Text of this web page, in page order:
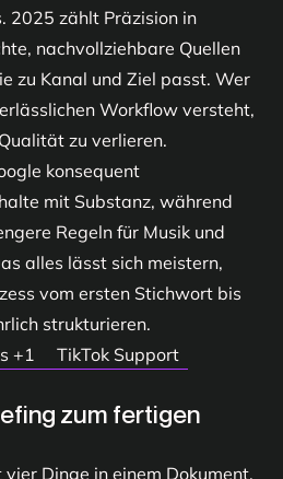
2025 zählt Präzision in
nachvollziehbare Quellen
zu Kanal und Ziel passt. Wer
Workflow versteht,
zu verlieren.
konsequent
mit Substanz, während
Regeln für Musik und
alles lässt sich meistern,
vom ersten Stichwort bis
strukturieren.
+1 TikTok Support
zum fertigen
Dinge in einem Dokument.